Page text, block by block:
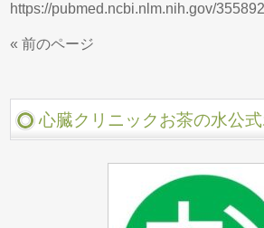
https://pubmed.ncbi.nlm.nih.gov/
« 前のページ
心臓クリニックお茶の水公